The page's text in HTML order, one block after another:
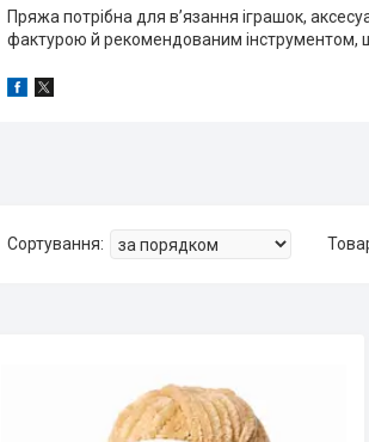
Пряжа потрібна для вʼязання іграшок,
фактурою й рекомендованим інструментом,